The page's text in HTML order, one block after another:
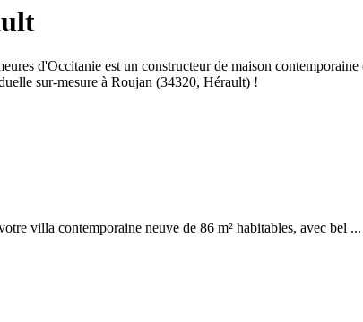
d'Occitanie est un constructeur de maison
sur-mesure à Roujan (34320, Hérault) !
villa contemporaine neuve de 86 m² habitables, avec bel